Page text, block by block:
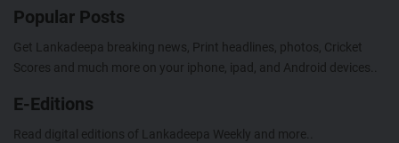
Popular Posts
Get Lankadeepa breaking news, Print headlines, photos, Cricket
Scores and much more on your iphone, ipad, and Android devices..
E-Editions
Read digital editions of Lankadeepa Weekly and more..